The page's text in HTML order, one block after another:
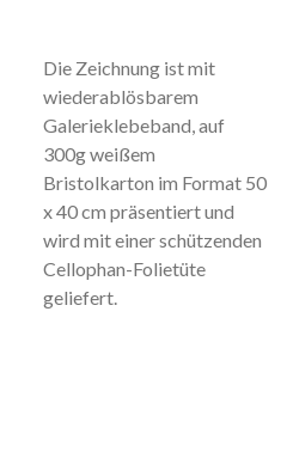
Die Zeichnung ist mit
wiederablösbarem
Galerieklebeband, auf
300g weißem
Bristolkarton im Format 50
x 40 cm präsentiert und
wird mit einer schützenden
Cellophan-Folietüte
geliefert.